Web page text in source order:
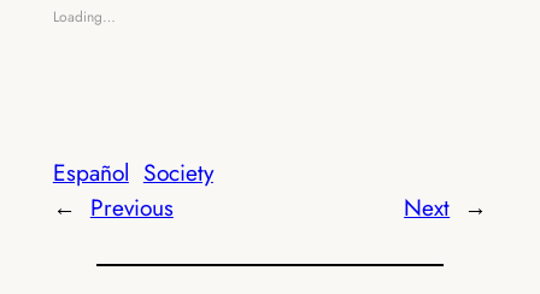
Loading…
Español Society
← Previous Next →